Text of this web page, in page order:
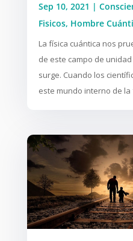
Sep 10, 2021 |
Fisicos, Hombre
La física cuántica nos
de este campo de
surge. Cuando los
este mundo interno de la